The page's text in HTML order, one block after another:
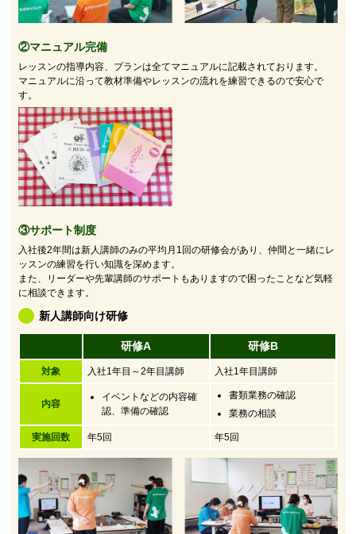
②マニュアル完備
レッスンの指導内容、プランは全てマニュアルに記載されております。
マニュアルに沿って教材準備やレッスンの流れを練習できるので安心で
す。
③サポート制度
入社後2年間は新人講師のみの平均月1回の研修会があり、仲間と一緒にレ
ッスンの練習を行い知識を深めます。
また、リーダーや先輩講師のサポートもありますので困ったことなど気軽
に相談できます。
新人講師向け研修
研修A 研修B
対象 入社1年目～2年目講師 入社1年目講師
内容
イベントなどの内容確
認、準備の確認
書類業務の確認
業務の相談
実施回数 年5回 年5回